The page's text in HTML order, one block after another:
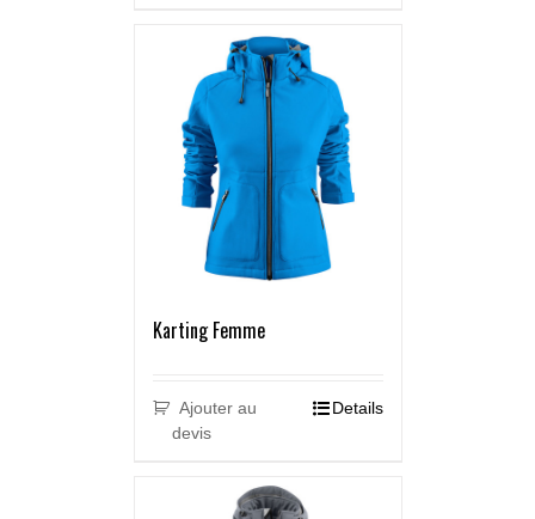
Karting Femme
Ajouter au
devis
Details